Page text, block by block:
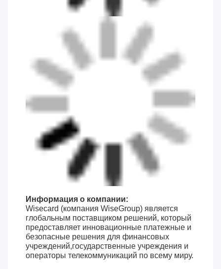
Информация о компании:
Wisecard (компания WiseGroup) является
глобальным поставщиком решений, который
предоставляет инновационные платежные и
безопасные решения для финансовых
учреждений,государственные учреждения и
операторы телекоммуникаций по всему миру.